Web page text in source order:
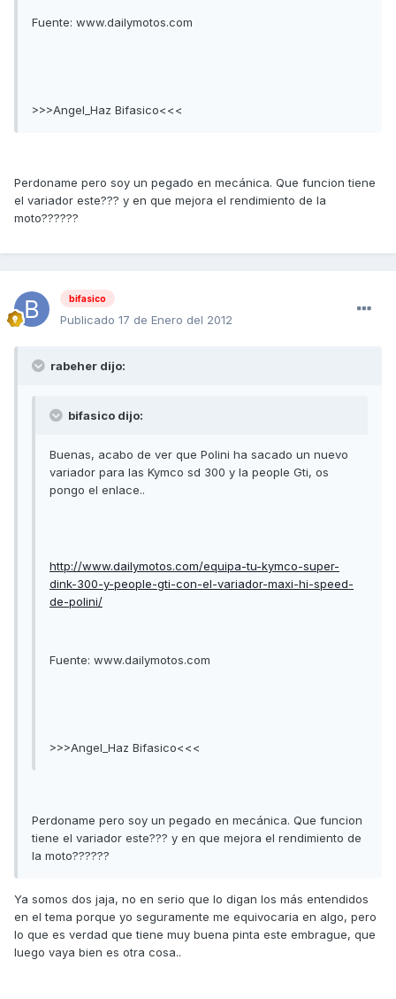
Fuente: www.dailymotos.com
>>>Angel_Haz Bifasico<<<
Perdoname pero soy un pegado en mecánica. Que funcion tiene
el variador este??? y en que mejora el rendimiento de la
moto??????
bifasico
Publicado 17 de Enero del 2012
rabeher dijo:
bifasico dijo:
Buenas, acabo de ver que Polini ha sacado un nuevo
variador para las Kymco sd 300 y la people Gti, os
pongo el enlace..
http://www.dailymotos.com/equipa-tu-kymco-super-
dink-300-y-people-gti-con-el-variador-maxi-hi-speed-
de-polini/
Fuente: www.dailymotos.com
>>>Angel_Haz Bifasico<<<
Perdoname pero soy un pegado en mecánica. Que funcion
tiene el variador este??? y en que mejora el rendimiento de
la moto??????
Ya somos dos jaja, no en serio que lo digan los más entendidos
en el tema porque yo seguramente me equivocaria en algo, pero
lo que es verdad que tiene muy buena pinta este embrague, que
luego vaya bien es otra cosa..